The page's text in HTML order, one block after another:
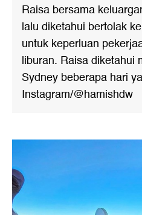
Raisa bersama
lalu diketahui bertolak
untuk keperluan
liburan. Raisa diketahui
Sydney beberapa hari
Instagram/@hamishdw